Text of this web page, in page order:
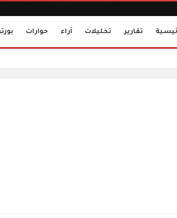
تقارير تحليلات آراء حوارات